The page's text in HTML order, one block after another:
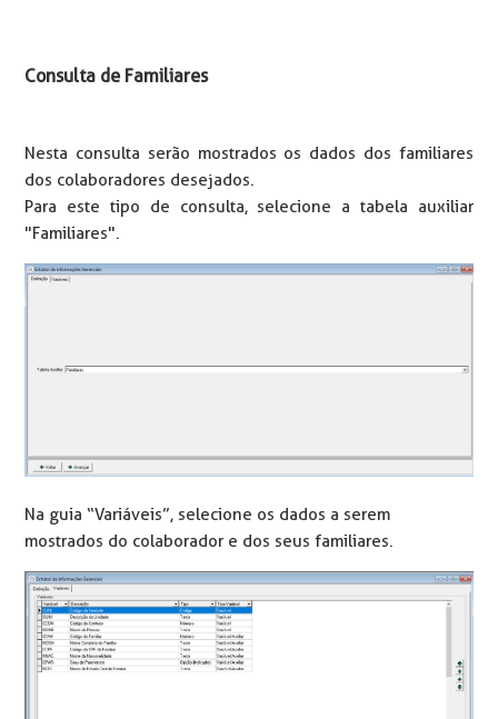
Consulta de Familiares
Nesta consulta serão mostrados os dados dos familiares
dos colaboradores desejados.
Para este tipo de consulta, selecione a tabela auxiliar
"Familiares".
Na guia “Variáveis”, selecione os dados a serem
mostrados do colaborador e dos seus familiares.